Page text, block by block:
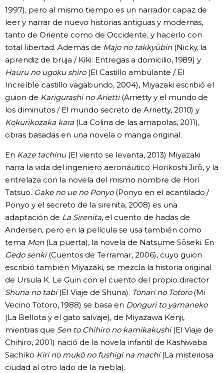
1997), pero al mismo tiempo es un narrador capaz de
leer y narrar de nuevo historias antiguas y modernas,
tanto de Oriente como de Occidente, y hacerlo con
total libertad. Además de Majo no takkyūbin(Nicky, la
aprendiz de bruja / Kiki: Entregas a domicilio, 1989) y
Hauru no ugoku shiro(El Castillo ambulante / El
Increíble castillo vagabundo, 2004), Miyazaki escribió el
guion de Karigurashi no Arietti(Arrietty y el mundo de
los diminutos / El mundo secreto de Arrietty, 2010) y
Kokurikozaka kara(La Colina de las amapolas, 2011),
obras basadas en una novela o manga original.
En Kaze tachinu(El viento se levanta, 2013) Miyazaki
narra la vida del ingeniero aeronáutico Horikoshi Jirō, y la
entrelaza con la novela del mismo nombre de Hori
Tatsuo. Gake no ue no Ponyo(Ponyo en el acantilado /
Ponyo y el secreto de la sirenita, 2008) es una
adaptación de La Sirenita, el cuento de hadas de
Andersen, pero en la película se usa también como
tema Mon(La puerta), la novela de Natsume Sōseki. En
Gedo senki(Cuentos de Terramar, 2006), cuyo guion
escribió también Miyazaki, se mezcla la historia original
de Ursula K. Le Guin con el cuento del propio director
Shuna no tabi(El Viaje de Shuna). Tonari no Totoro(Mi
Vecino Totoro, 1988) se basa en Donguri to yamaneko
(La Bellota y el gato salvaje), de Miyazawa Kenji,
mientras que Sen to Chihiro no kamikakushi(El Viaje de
Chihiro, 2001) nació de la novela infantil de Kashiwaba
Sachiko Kiri no mukō no fushigi na machi(La misteriosa
ciudad al otro lado de la niebla).